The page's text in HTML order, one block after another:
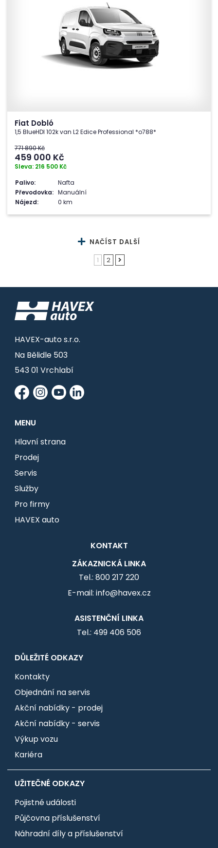
Fiat Dobló
1,5 BlueHDI 102k van L2 Edice Professional *o788*
771 890 Kč
459 000 Kč
Sleva: 216 500 Kč
Palivo:
Nafta
Převodovka: Manuální
Nájezd:
0 km
NAČÍST DALŠÍ
1
2
HAVEX-auto s.r.o.
Na Bělidle 503
543 01 Vrchlabí
MENU
Hlavní strana
Prodej
Servis
Služby
Pro firmy
HAVEX auto
KONTAKT
ZÁKAZNICKÁ LINKA
Tel.: 800 217 220
E-mail: info@havex.cz
ASISTENČNÍ LINKA
Tel.: 499 406 506
DŮLEŽITÉ ODKAZY
Kontakty
Objednání na servis
Akční nabídky - prodej
Akční nabídky - servis
Výkup vozu
Kariéra
UŽITEČNÉ ODKAZY
Pojistné události
Půjčovna příslušenství
Náhradní díly a příslušenství